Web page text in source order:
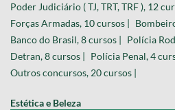
Poder Judiciário ( TJ, TRT, TRF ), 12
Forças Armadas, 10 cursos |
Banco do Brasil, 8 cursos |
Polícia
Detran, 8 cursos |
Polícia Penal, 4
Outros concursos, 20 cursos |
Estética e Beleza